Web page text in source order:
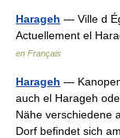
Harageh — Ville d
Actuellement el
en Français
Harageh —
auch el Harageh
Nähe verschiedene
Dorf befindet sich